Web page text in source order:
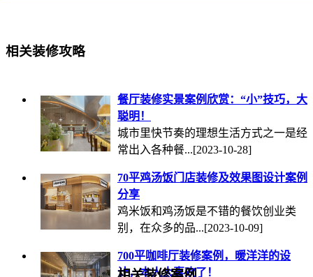
相关装修攻略
餐厅装修实景案例欣赏：“小”技巧，大
聪明！
城市里快节奏的理想生活方式之一是经
常出入各种餐...[2023-10-28]
70平鸡汤饭门店装修及效果图设计案例
分享
鸡米饭和鸡汤饭是不错的餐饮创业类
别，在众多的品...[2023-10-09]
700平咖啡厅装修案例，暖洋洋的设
计，本人太喜欢了！